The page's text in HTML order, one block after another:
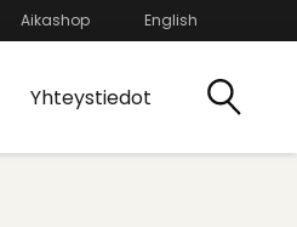
Aikashop English
Yhteystiedot